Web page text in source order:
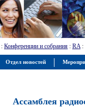
: Конференции и собрания : RA:
Ассамблея
Отдел новостей